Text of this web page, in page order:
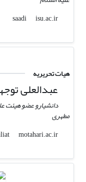
saadi
isu.ac.ir
هیات تحریریه
عبدالعلی
دانشیارو عضو هیئت
مطهری
tuliat
motahari.ac.ir